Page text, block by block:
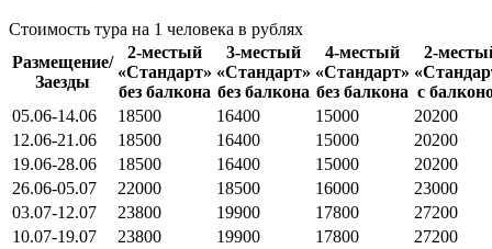
Стоимость тура на 1 человека в рублях
Размещение/
Заезды
2-местый
«Стандарт»
без балкона
3-местый
«Стандарт»
без балкона
4-местый
«Стандарт»
без балкона
2-
с
05.06-14.06
18500 16400 15000
20200
12.06-21.06
18500 16400 15000
20200
19.06-28.06
18500 16400 15000
20200
26.06-05.07
22000 18500 16000
23000
03.07-12.07
23800 19900 17800
27200
10.07-19.07
23800 19900 17800
27200